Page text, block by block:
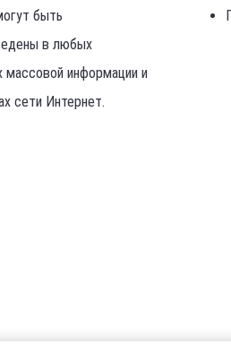
быть
в любых
массовой информации и
сети Интернет.